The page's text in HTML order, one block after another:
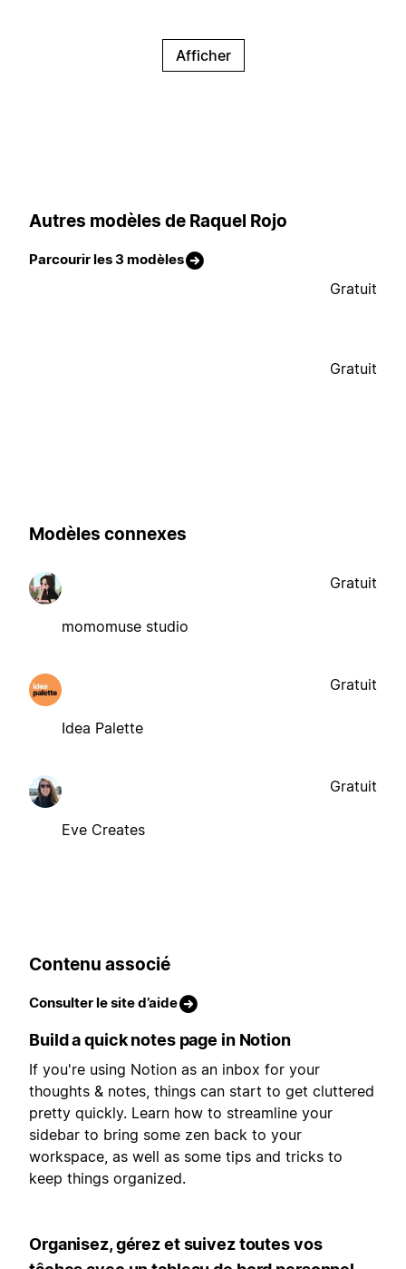
Afficher
Autres modèles de Raquel Rojo
Parcourir les 3 modèles
Gratuit
Gratuit
Modèles connexes
momomuse studio
Gratuit
Idea Palette
Gratuit
Eve Creates
Gratuit
Contenu associé
Consulter le site d’aide
Build a quick notes page in Notion
If you're using Notion as an inbox for your
thoughts & notes, things can start to get cluttered
pretty quickly. Learn how to streamline your
sidebar to bring some zen back to your
workspace, as well as some tips and tricks to
keep things organized.
Organisez, gérez et suivez toutes vos